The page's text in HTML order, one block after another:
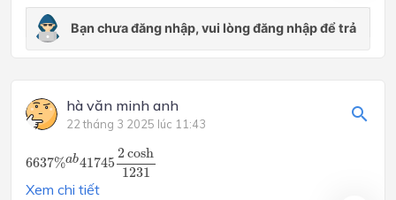
hà văn minh anh
22 tháng 3 2025 lúc 11:43
6637%ab41745
2cosh
1231
417452cosh
Xem chi tiết